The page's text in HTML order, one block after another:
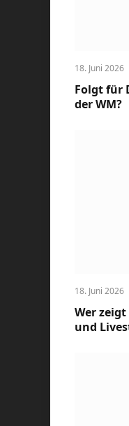
18. Juni 2026
Folgt für
der WM?
18. Juni 2026
Wer
und